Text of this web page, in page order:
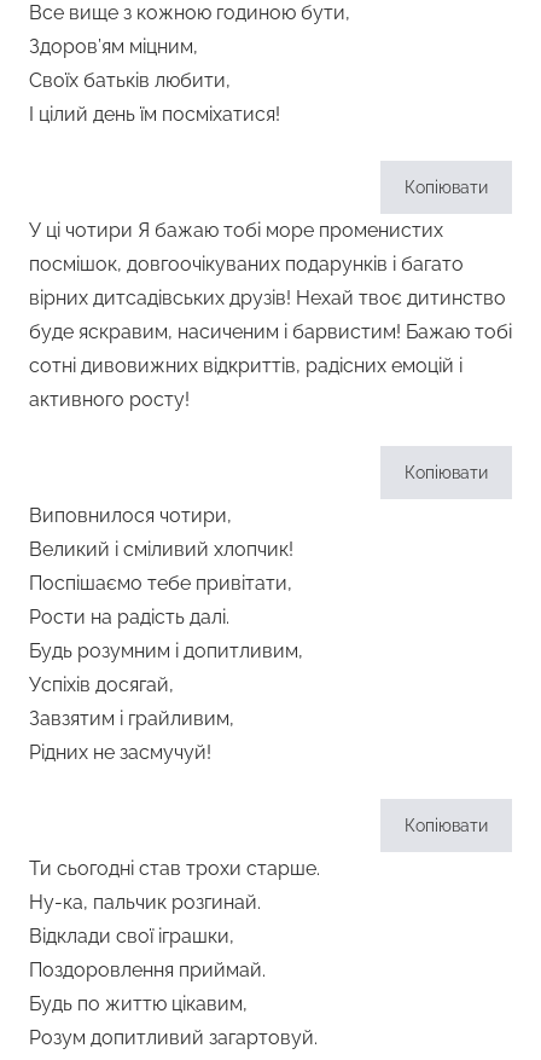
Все вище з кожною годиною бути,
Здоров’ям міцним,
Своїх батьків любити,
І цілий день їм посміхатися!
Копіювати
У ці чотири Я бажаю тобі море променистих
посмішок, довгоочікуваних подарунків і багато
вірних дитсадівських друзів! Нехай твоє дитинство
буде яскравим, насиченим і барвистим! Бажаю тобі
сотні дивовижних відкриттів, радісних емоцій і
активного росту!
Копіювати
Виповнилося чотири,
Великий і сміливий хлопчик!
Поспішаємо тебе привітати,
Рости на радість далі.
Будь розумним і допитливим,
Успіхів досягай,
Завзятим і грайливим,
Рідних не засмучуй!
Копіювати
Ти сьогодні став трохи старше.
Ну-ка, пальчик розгинай.
Відклади свої іграшки,
Поздоровлення приймай.
Будь по життю цікавим,
Розум допитливий загартовуй.